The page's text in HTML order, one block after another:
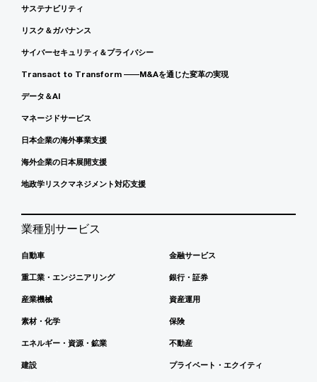
サステナビリティ
リスク＆ガバナンス
サイバーセキュリティ＆プライバシー
Transact to Transform ――M&Aを通じた変革の実現
データ＆AI
マネージドサービス
日本企業の海外事業支援
海外企業の日本展開支援
地政学リスクマネジメント対応支援
業種別サービス
自動車
重工業・エンジニアリング
産業機械
素材・化学
エネルギー・資源・鉱業
建設
金融サービス
銀行・証券
資産運用
保険
不動産
プライベート・エクイティ